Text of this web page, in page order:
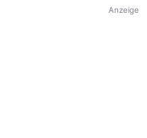
Anzeige